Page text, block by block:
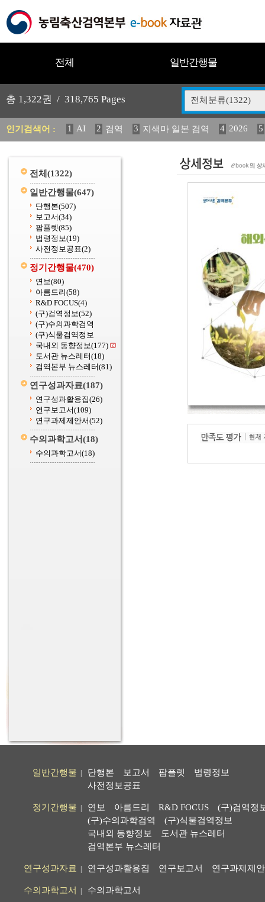
전체 일반간행물
총 1,322권 / 318,765 Pages 전체분류(1322)
인기검색어 : 1 AI 2 검역 3 지색마 일본 검역 4 2026
5
11 2025 12 중독성 식물 도감 13 (2013년도)
전체 (1322)
일반간행물(647)
단행본(507)
보고서(34)
팜플렛(85)
법령정보(19)
사전정보공표(2)
정기간행물(470)
연보(80)
아름드리(58)
R&D FOCUS(4)
(구)검역정보(52)
(구)수의과학검역
(구)식물검역정보
국내외 동향정보(177)
도서관 뉴스레터(18)
검역본부 뉴스레터(81)
연구성과자료(187)
연구성과활용집(26)
연구보고서(109)
연구과제제안서(52)
수의과학고서(18)
수의과학고서(18)
일반간행물 단행본 보고서 팜플렛
법령정보
사전정보공표
정기간행물 연보 아름드리 R&D FOCUS
(구)검역정
(구)수의과학검역
(구)식물검역정보
국내외 동향정보
도서관 뉴스레터
검역본부 뉴스레터
연구성과자료 연구성과활용집 연구보고서 연구과제제
수의과학고서 수의과학고서